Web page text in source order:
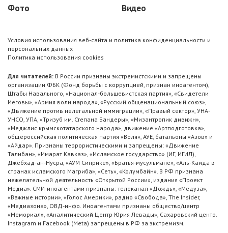
Фото
Видео
Условия использования веб-сайта и политика конфиденциальности и
персональных данных
Политика использования cookies
Для читателей: В России признаны экстремистскими и запрещены
организации ФБК (Фонд борьбы с коррупцией, признан иноагентом),
Штабы Навального, «Национал-большевистская партия», «Свидетели
Иеговы», «Армия воли народа», «Русский общенациональный союз»,
«Движение против нелегальной иммиграции», «Правый сектор», УНА-
УНСО, УПА, «Тризуб им. Степана Бандеры», «Мизантропик дивижн»,
«Меджлис крымскотатарского народа», движение «Артподготовка»,
общероссийская политическая партия «Воля», АУЕ, батальоны «Азов» и
«Айдар». Признаны террористическими и запрещены: «Движение
Талибан», «Имарат Кавказ», «Исламское государство» (ИГ, ИГИЛ),
Джебхад-ан-Нусра, «АУМ Синрике», «Братья-мусульмане», «Аль-Каида в
странах исламского Магриба», «Сеть», «Колумбайн». В РФ признана
нежелательной деятельность «Открытой России», издания «Проект
Медиа». СМИ-иноагентами признаны: телеканал «Дождь», «Медуза»,
«Важные истории», «Голос Америки», радио «Свобода», The Insider,
«Медиазона», ОВД-инфо. Иноагентами признаны общество/центр
«Мемориал», «Аналитический Центр Юрия Левады», Сахаровский центр.
Instagram и Facebook (Metа) запрещены в РФ за экстремизм.